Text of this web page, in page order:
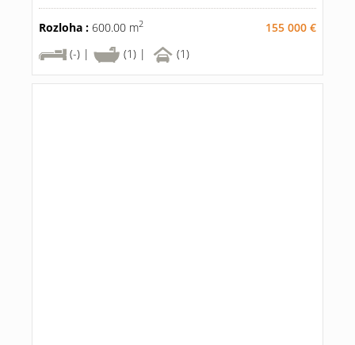
Rozloha : 600.00 m2
155 000 €
(-) |
(1) | (1)